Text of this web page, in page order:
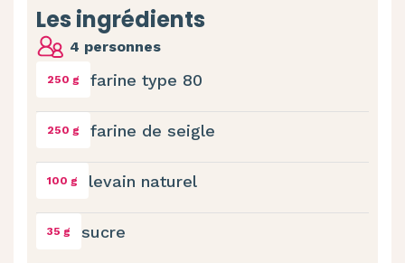
Les ingrédients
4 personnes
250 g farine type 80
250 g farine de seigle
100 g levain naturel
35 g sucre